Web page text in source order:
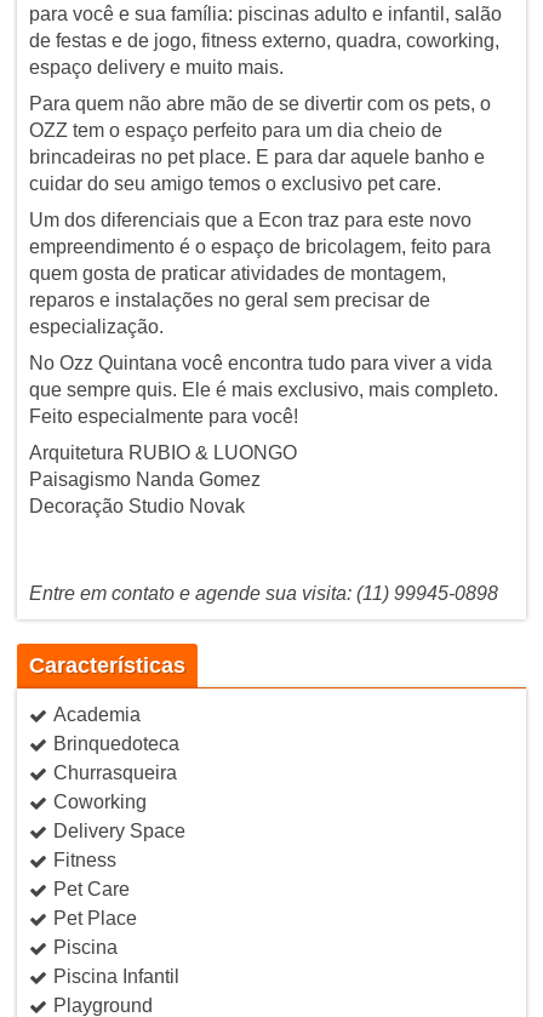
para você e sua família: piscinas adulto e infantil, salão
de festas e de jogo, fitness externo, quadra, coworking,
espaço delivery e muito mais.
Para quem não abre mão de se divertir com os pets, o
OZZ tem o espaço perfeito para um dia cheio de
brincadeiras no pet place. E para dar aquele banho e
cuidar do seu amigo temos o exclusivo pet care.
Um dos diferenciais que a Econ traz para este novo
empreendimento é o espaço de bricolagem, feito para
quem gosta de praticar atividades de montagem,
reparos e instalações no geral sem precisar de
especialização.
No Ozz Quintana você encontra tudo para viver a vida
que sempre quis. Ele é mais exclusivo, mais completo.
Feito especialmente para você!
Arquitetura RUBIO & LUONGO
Paisagismo Nanda Gomez
Decoração Studio Novak
Entre em contato e agende sua visita: (11) 99945-0898
Características
Academia
Brinquedoteca
Churrasqueira
Coworking
Delivery Space
Fitness
Pet Care
Pet Place
Piscina
Piscina Infantil
Playground